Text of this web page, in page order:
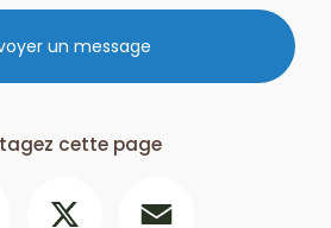
un message
cette page